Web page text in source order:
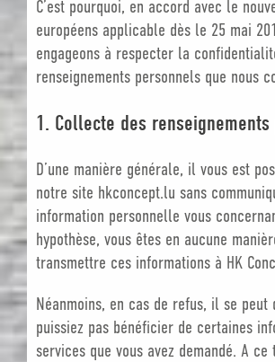
C’est pourquoi, en accord avec le
européens applicable dès le 25 mai
engageons à respecter la
renseignements personnels que nous
1. Collecte des
D’une manière générale, il vous est
notre site hkconcept.lu sans
information personnelle vous
hypothèse, vous êtes en aucune
transmettre ces informations à HK
Néanmoins, en cas de refus, il se peut
puissiez pas bénéficier de certaines
services que vous avez demandé. A